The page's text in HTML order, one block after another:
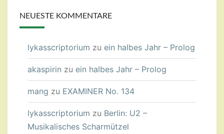
NEUESTE KOMMENTARE
lykasscriptorium zu ein halbes Jahr – Prolog
akaspirin zu ein halbes Jahr – Prolog
mang zu EXAMINER No. 134
lykasscriptorium zu Berlin: U2 –
Musikalisches Scharmützel